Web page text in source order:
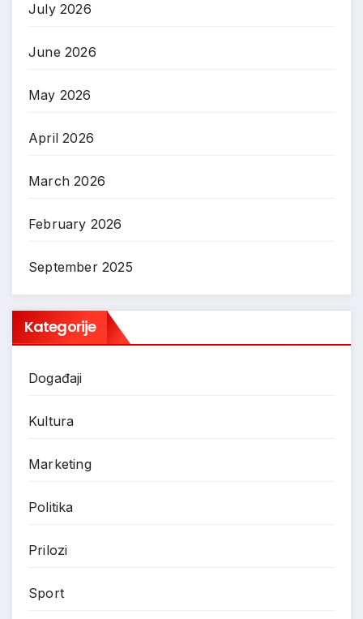
July 2026
June 2026
May 2026
April 2026
March 2026
February 2026
September 2025
Kategorije
Događaji
Kultura
Marketing
Politika
Prilozi
Sport